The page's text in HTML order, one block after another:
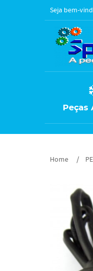
Seja bem-
Peças
Home